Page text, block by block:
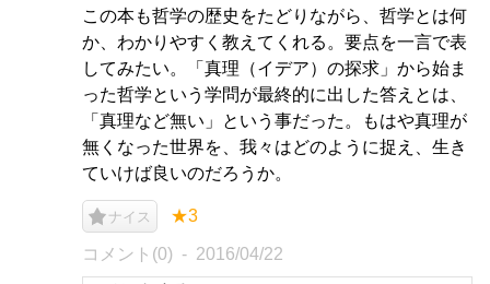
この本も哲学の歴史をたどりながら、哲学とは何
か、わかりやすく教えてくれる。要点を一言で表
してみたい。「真理（イデア）の探求」から始ま
った哲学という学問が最終的に出した答えとは、
「真理など無い」という事だった。もはや真理が
無くなった世界を、我々はどのように捉え、生き
ていけば良いのだろうか。
ナイス ★3
コメント(0) 2016/04/22